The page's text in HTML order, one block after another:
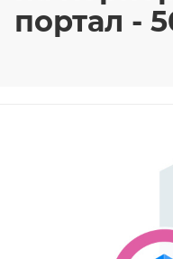
портал -